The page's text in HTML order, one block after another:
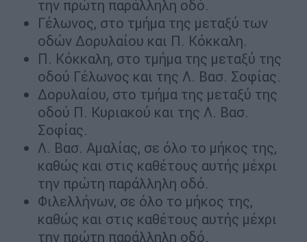
την πρώτη παράλληλη οδό.
Γέλωνος, στο τμήμα της μεταξύ των
οδών Δορυλαίου και Π. Κόκκαλη.
Π. Κόκκαλη, στο τμήμα της μεταξύ της
οδού Γέλωνος και της Λ. Βασ. Σοφίας.
Δορυλαίου, στο τμήμα της μεταξύ της
οδού Π. Κυριακού και της Λ. Βασ.
Σοφίας.
Λ. Βασ. Αμαλίας, σε όλο το μήκος της,
καθώς και στις καθέτους αυτής μέχρι
την πρώτη παράλληλη οδό.
Φιλελλήνων, σε όλο το μήκος της,
καθώς και στις καθέτους αυτής μέχρι
την πρώτη παράλληλη οδό.